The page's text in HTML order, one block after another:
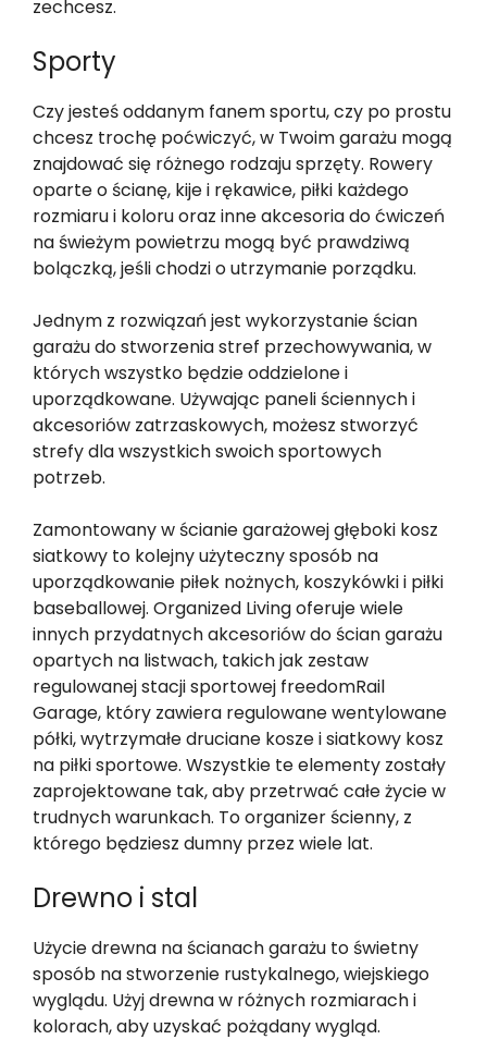
zechcesz.
Sporty
Czy jesteś oddanym fanem sportu, czy po prostu
chcesz trochę poćwiczyć, w Twoim garażu mogą
znajdować się różnego rodzaju sprzęty. Rowery
oparte o ścianę, kije i rękawice, piłki każdego
rozmiaru i koloru oraz inne akcesoria do ćwiczeń
na świeżym powietrzu mogą być prawdziwą
bolączką, jeśli chodzi o utrzymanie porządku.
Jednym z rozwiązań jest wykorzystanie ścian
garażu do stworzenia stref przechowywania, w
których wszystko będzie oddzielone i
uporządkowane. Używając paneli ściennych i
akcesoriów zatrzaskowych, możesz stworzyć
strefy dla wszystkich swoich sportowych
potrzeb.
Zamontowany w ścianie garażowej głęboki kosz
siatkowy to kolejny użyteczny sposób na
uporządkowanie piłek nożnych, koszykówki i piłki
baseballowej. Organized Living oferuje wiele
innych przydatnych akcesoriów do ścian garażu
opartych na listwach, takich jak zestaw
regulowanej stacji sportowej freedomRail
Garage, który zawiera regulowane wentylowane
półki, wytrzymałe druciane kosze i siatkowy kosz
na piłki sportowe. Wszystkie te elementy zostały
zaprojektowane tak, aby przetrwać całe życie w
trudnych warunkach. To organizer ścienny, z
którego będziesz dumny przez wiele lat.
Drewno i stal
Użycie drewna na ścianach garażu to świetny
sposób na stworzenie rustykalnego, wiejskiego
wyglądu. Użyj drewna w różnych rozmiarach i
kolorach, aby uzyskać pożądany wygląd.